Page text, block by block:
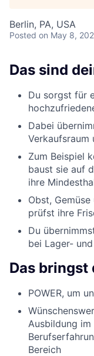
Berlin, PA, USA
Posted on May 8,
Das sind
Du sorgst für
Dabei
Verkaufsraum
Zum Beispiel
baust sie auf
ihre
Obst,
prüfst ihre
Du
bei Lager-
Das bringst
POWER, um
Ausbildung im
Bereich